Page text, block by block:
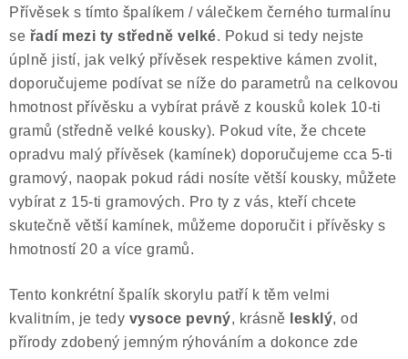
Formulář pro odstoupení od smlouvy
Přívěsek s tímto špalíkem / válečkem černého turmalínu
se řadí mezi ty středně velké. Pokud si tedy nejste
úplně jistí, jak velký přívěsek respektive kámen zvolit,
doporučujeme podívat se níže do parametrů na celkovou
hmotnost přívěsku a vybírat právě z kousků kolek 10-ti
gramů (středně velké kousky). Pokud víte, že chcete
opradvu malý přívěsek (kamínek) doporučujeme cca 5-ti
gramový, naopak pokud rádi nosíte větší kousky, můžete
vybírat z 15-ti gramových. Pro ty z vás, kteří chcete
skutečně větší kamínek, můžeme doporučit i přívěsky s
hmotností 20 a více gramů.
Tento konkrétní špalík skorylu patří k těm velmi
kvalitním, je tedy vysoce pevný, krásně lesklý, od
přírody zdobený jemným rýhováním a dokonce zde